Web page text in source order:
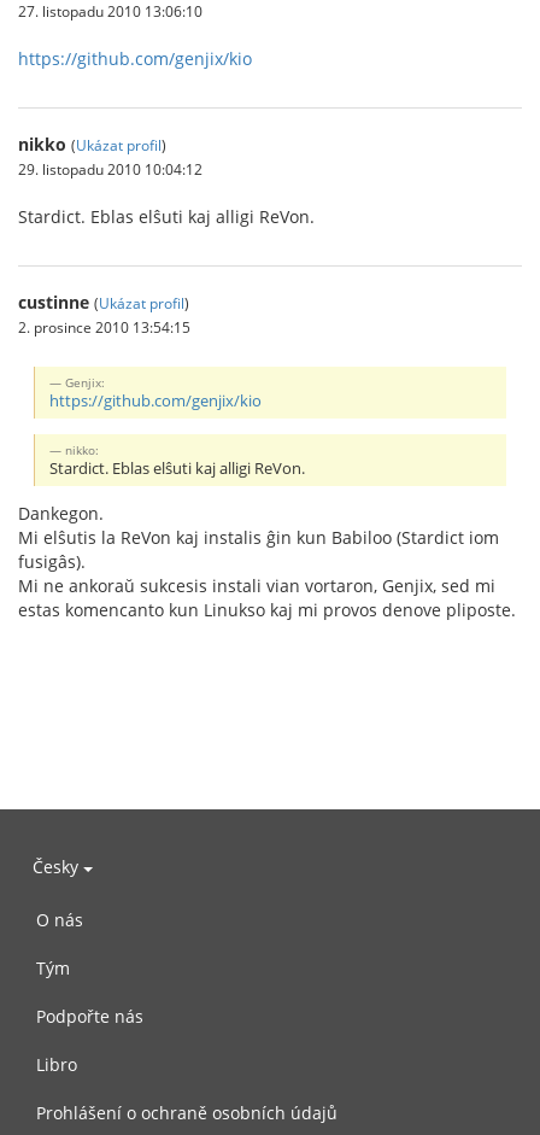
27. listopadu 2010 13:06:10
https://github.com/genjix/kio
nikko (Ukázat profil)
29. listopadu 2010 10:04:12
Stardict. Eblas elŝuti kaj alligi ReVon.
custinne (Ukázat profil)
2. prosince 2010 13:54:15
Genjix:
https://github.com/genjix/kio
nikko:
Stardict. Eblas elŝuti kaj alligi ReVon.
Dankegon.
Mi elŝutis la ReVon kaj instalis ĝin kun Babiloo (Stardict iom
fusigâs).
Mi ne ankoraŭ sukcesis instali vian vortaron, Genjix, sed mi
estas komencanto kun Linukso kaj mi provos denove pliposte.
Česky
O nás
Tým
Podpořte nás
Libro
Prohlášení o ochraně osobních údajů